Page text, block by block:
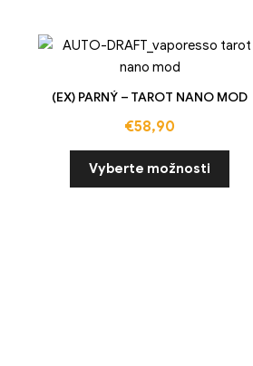
(EX) PARNÝ – TAROT NANO MOD
€58,90
Vyberte možnosti